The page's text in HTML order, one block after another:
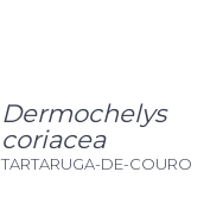
Dermochelys
coriacea
TARTARUGA-DE-COURO